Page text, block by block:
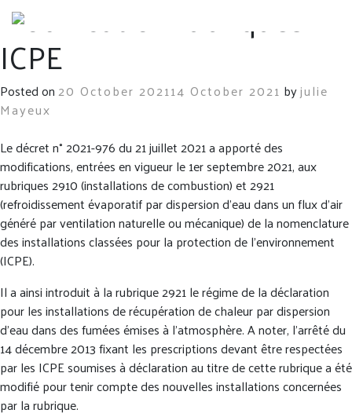
Modification rubriques
ICPE
Posted on20 October 202114 October 2021 byjulie
Mayeux
Le décret n° 2021-976 du 21 juillet 2021 a apporté des
modifications, entrées en vigueur le 1er septembre 2021, aux
rubriques 2910 (installations de combustion) et 2921
(refroidissement évaporatif par dispersion d’eau dans un flux d’air
généré par ventilation naturelle ou mécanique) de la nomenclature
des installations classées pour la protection de l’environnement
(ICPE).
Il a ainsi introduit à la rubrique 2921 le régime de la déclaration
pour les installations de récupération de chaleur par dispersion
d’eau dans des fumées émises à l’atmosphère. A noter, l’arrêté du
14 décembre 2013 fixant les prescriptions devant être respectées
par les ICPE soumises à déclaration au titre de cette rubrique a été
modifié pour tenir compte des nouvelles installations concernées
par la rubrique.